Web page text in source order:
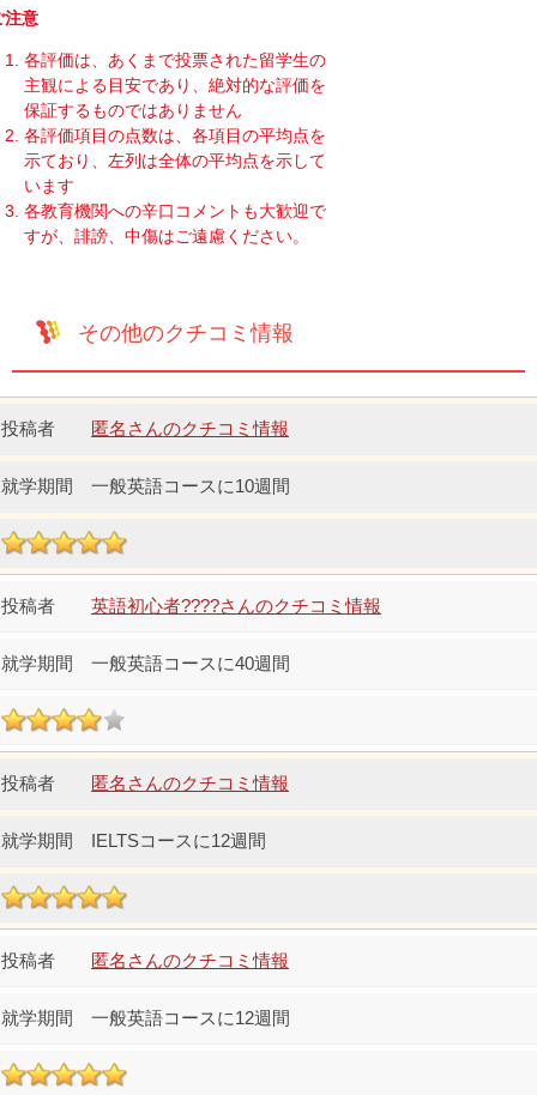
注意
各評価は、あくまで投票された留学生の
主観による目安であり、絶対的な評価を
保証するものではありません
各評価項目の点数は、各項目の平均点を
示ており、左列は全体の平均点を示して
います
各教育機関への辛口コメントも大歓迎で
すが、誹謗、中傷はご遠慮ください。
その他のクチコミ情報
匿名さんのクチコミ情報
一般英語コースに10週間
英語初心者????さんのクチコミ情報
一般英語コースに40週間
匿名さんのクチコミ情報
IELTSコースに12週間
匿名さんのクチコミ情報
一般英語コースに12週間